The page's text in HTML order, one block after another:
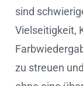
sind
Vielseitigkeit,
zu streuen